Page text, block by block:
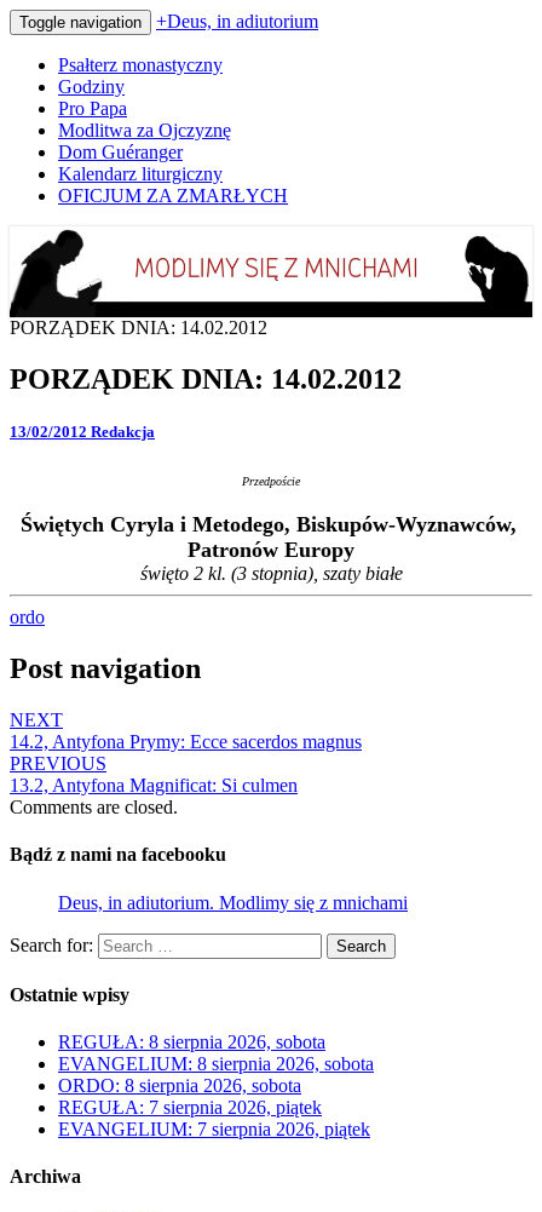
Toggle navigation +Deus, in adiutorium
Psałterz monastyczny
Godziny
Pro Papa
Modlitwa za Ojczyznę
Dom Guéranger
Kalendarz liturgiczny
OFICJUM ZA ZMARŁYCH
+Deus, in adiutorium
Codziennie modlimy się z mnichami
PORZĄDEK DNIA: 14.02.2012
PORZĄDEK DNIA: 14.02.2012
13/02/2012 Redakcja
Przedpoście
Świętych Cyryla i Metodego, Biskupów-Wyznawców,
Patronów Europy
święto 2 kl. (3 stopnia), szaty białe
ordo
Post navigation
NEXT
14.2, Antyfona Prymy: Ecce sacerdos magnus
PREVIOUS
13.2, Antyfona Magnificat: Si culmen
Comments are closed.
Bądź z nami na facebooku
Deus, in adiutorium. Modlimy się z mnichami
Search for: Search
Ostatnie wpisy
REGUŁA: 8 sierpnia 2026, sobota
EVANGELIUM: 8 sierpnia 2026, sobota
ORDO: 8 sierpnia 2026, sobota
REGUŁA: 7 sierpnia 2026, piątek
EVANGELIUM: 7 sierpnia 2026, piątek
Archiwa